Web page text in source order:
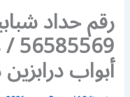
رقم حداد
أبواب